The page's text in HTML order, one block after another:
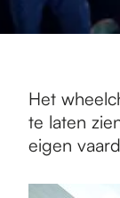
Het
te laten
eigen